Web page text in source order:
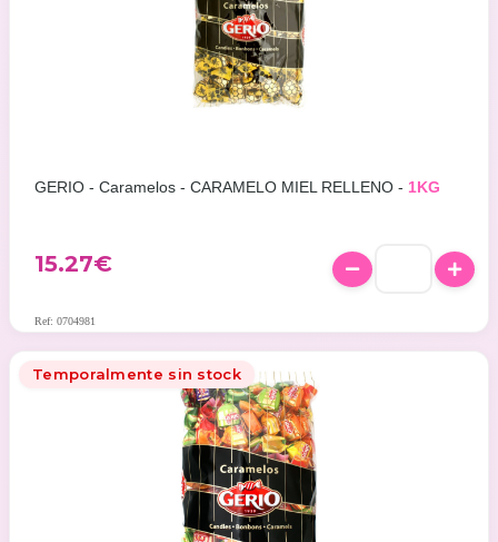
GERIO - Caramelos - CARAMELO MIEL RELLENO - 1KG
15.27€
Ref: 0704981
Temporalmente sin stock